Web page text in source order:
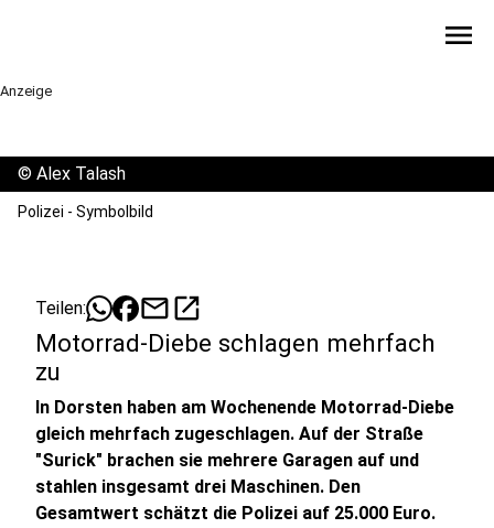
menu
Anzeige
© Alex Talash
Polizei - Symbolbild
Teilen: mailopen_in_new
Motorrad-Diebe schlagen mehrfach
zu
In Dorsten haben am Wochenende Motorrad-Diebe
gleich mehrfach zugeschlagen. Auf der Straße
"Surick" brachen sie mehrere Garagen auf und
stahlen insgesamt drei Maschinen. Den
Gesamtwert schätzt die Polizei auf 25.000 Euro.